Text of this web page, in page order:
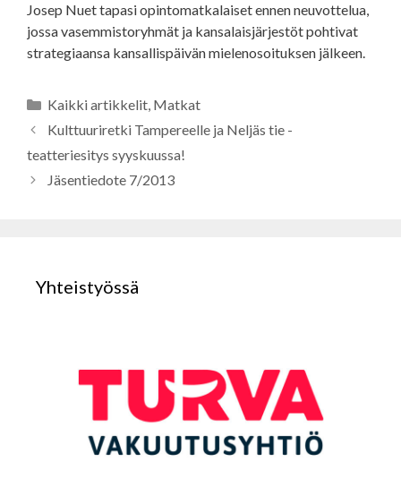
Josep Nuet tapasi opintomatkalaiset ennen neuvottelua,
jossa vasemmistoryhmät ja kansalaisjärjestöt pohtivat
strategiaansa kansallispäivän mielenosoituksen jälkeen.
Kategoriat
Kaikki artikkelit, Matkat
Kulttuuriretki Tampereelle ja Neljäs tie -
teatteriesitys syyskuussa!
Jäsentiedote 7/2013
Yhteistyössä